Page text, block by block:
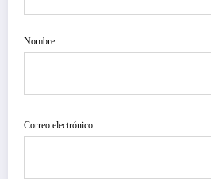
Nombre
Correo electrónico